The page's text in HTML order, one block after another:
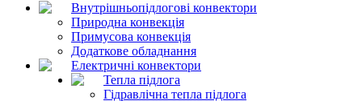
Внутрішньопідлогові конвектори
Природна конвекція
Примусова конвекція
Додаткове обладнання
Електричні конвектори
Тепла підлога
Гідравлічна тепла підлога